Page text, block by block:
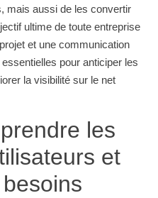
mais aussi de les convertir
ultime de toute entreprise
et une communication
pour anticiper les
la visibilité sur le net
les
et